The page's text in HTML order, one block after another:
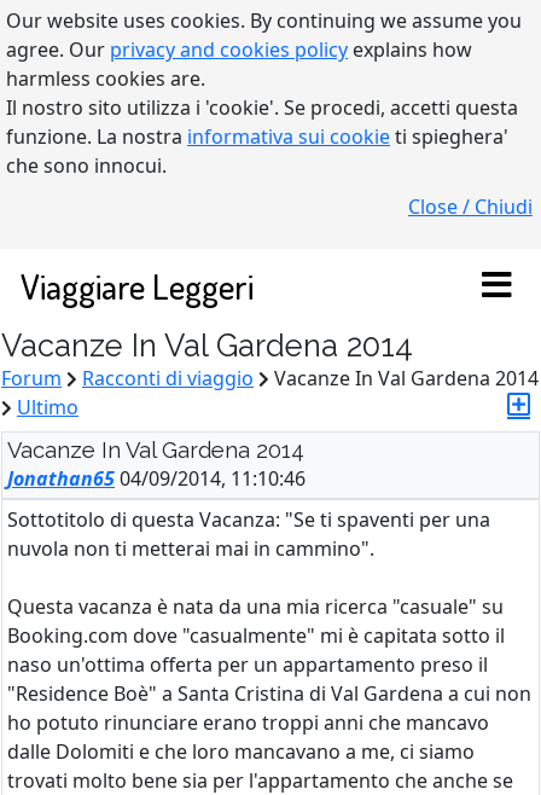
Our website uses cookies. By continuing we assume you
agree. Our privacy and cookies policy explains how
harmless cookies are.
Il nostro sito utilizza i 'cookie'. Se procedi, accetti questa
funzione. La nostra informativa sui cookieti spieghera'
che sono innocui.
Close / Chiudi
Viaggiare Leggeri
Vacanze In Val Gardena 2014
Forum Racconti di viaggio
Vacanze In Val Gardena 2014
Ultimo
Vacanze In Val Gardena 2014
Jonathan6504/09/2014, 11:10:46
Sottotitolo di questa Vacanza: "Se ti spaventi per una
nuvola non ti metterai mai in cammino".
Questa vacanza è nata da una mia ricerca "casuale" su
Booking.com dove "casualmente" mi è capitata sotto il
naso un'ottima offerta per un appartamento preso il
"Residence Boè" a Santa Cristina di Val Gardena a cui non
ho potuto rinunciare erano troppi anni che mancavo
dalle Dolomiti e che loro mancavano a me, ci siamo
trovati molto bene sia per l'appartamento che anche se